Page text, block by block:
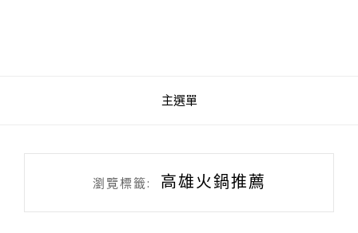
主選單
瀏覽標籤: 高雄火鍋推薦